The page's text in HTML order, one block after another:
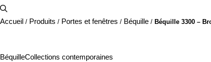
Accueil / Produits / Portes et fenêtres / Béquille / Béquille 3300 –
BéquilleCollections contemporaines